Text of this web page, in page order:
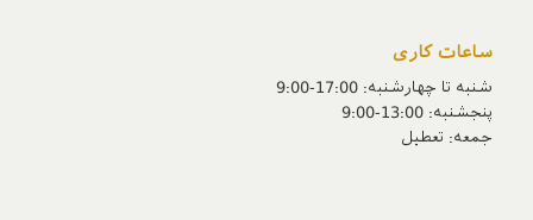
ساعات کاری
شنبه تا چهارشنبه: 17:00-9:00
پنجشنبه‌: 13:00-9:00
جمعه‌: تعطیل